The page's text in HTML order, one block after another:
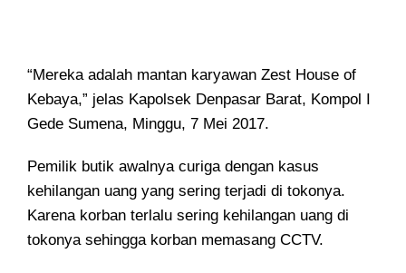
“Mereka adalah mantan karyawan Zest House of
Kebaya,” jelas Kapolsek Denpasar Barat, Kompol I
Gede Sumena, Minggu, 7 Mei 2017.
Pemilik butik awalnya curiga dengan kasus
kehilangan uang yang sering terjadi di tokonya.
Karena korban terlalu sering kehilangan uang di
tokonya sehingga korban memasang CCTV.